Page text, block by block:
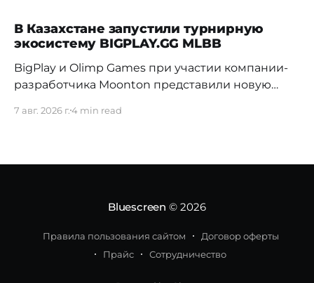
В Казахстане запустили турнирную
экосистему BIGPLAY.GG MLBB
BigPlay и Olimp Games при участии компании-
разработчика Moonton представили новую
Проект должен усилить позиции Казахстана на
регулярной соревновательной практики. 70%
Новая система BIGPLAY.GG MLBB выстраивает
7 авг. 2026 г.4 min read
Bluescreen © 2026
Правила пользования сайтом
Договор оферты
Прайс
Сотрудничество